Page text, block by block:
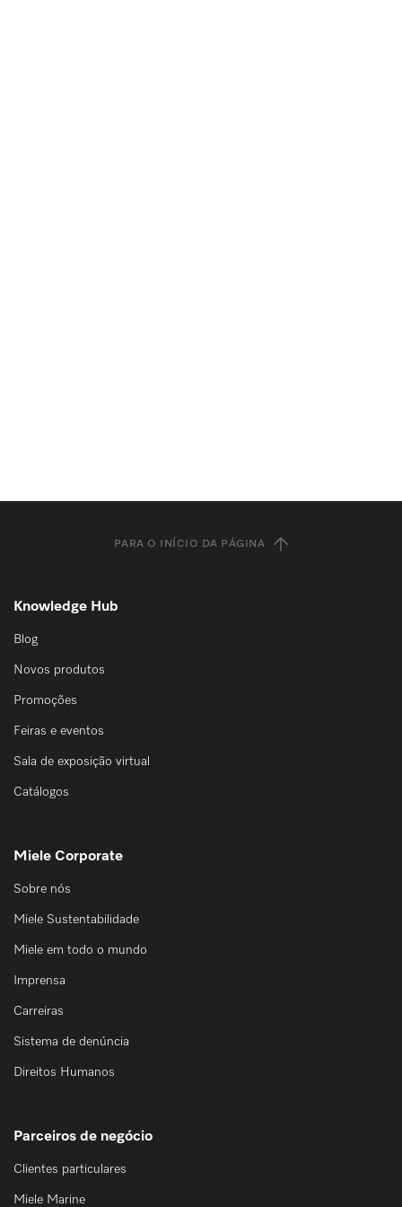
PARA O INÍCIO DA PÁGINA
Knowledge Hub
Blog
Novos produtos
Promoções
Feiras e eventos
Sala de exposição virtual
Catálogos
Miele Corporate
Sobre nós
Miele Sustentabilidade
Miele em todo o mundo
Imprensa
Carreiras
Sistema de denúncia
Direitos Humanos
Parceiros de negócio
Clientes particulares
Miele Marine